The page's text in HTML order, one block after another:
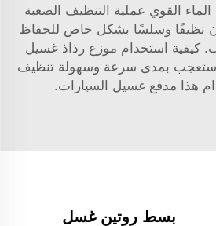
القوي عملية التنظيف الصعبة
نظيفًا وسلسًا بشكل خاص للحفاظ
كيفية استخدام موزع رذاذ غسيل
ستعجب بمدى سرعة وسهولة تنظيف
هذا مدفع غسيل السيارات.
بسط روتين غسل